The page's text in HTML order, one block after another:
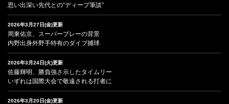
思い出深い先代との“ディープ筆談”
2026年3月27日(金)更新
周東佑京、スーパープレーの背景
内野出身外野手特有のダイブ捕球
2026年3月24日(火)更新
佐藤輝明、勝負強さ示したタイムリー
いずれは国際大会で敬遠される打者に
2026年3月20日(金)更新